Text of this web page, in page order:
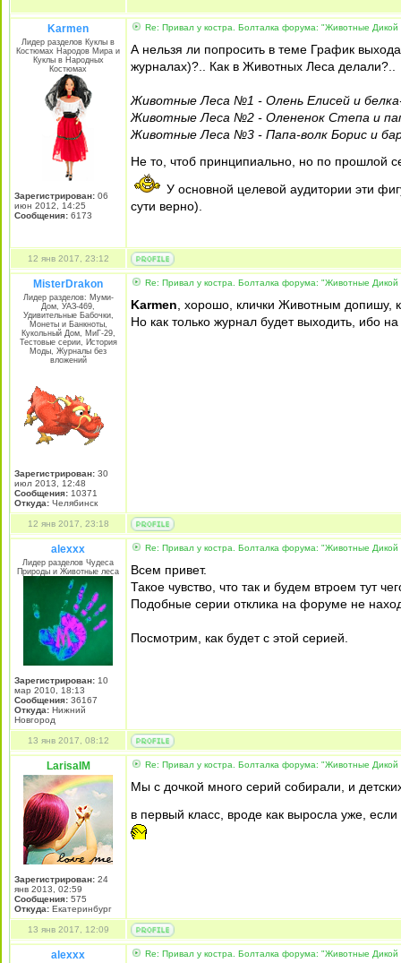
Karmen
Лидер разделов Куклы в
Костюмах Народов Мира и
Куклы в Народных
Костюмах
Зарегистрирован: 06
июн 2012, 14:25
Сообщения: 6173
Re: Привал у костра. Болталка форума: "Животные
А нельзя ли попросить в теме График
журналах)?.. Как в Животных Леса делали?..
Животные Леса №1 - Олень Елисей и
Животные Леса №2 - Олененок Степа и
Животные Леса №3 - Папа-волк Борис и
Не то, чтоб принципиально, но по прошлой
У основной целевой аудитории эти
сути верно).
12 янв 2017, 23:12
MisterDrakon
Лидер разделов: Муми-
Дом, УАЗ-469,
Удивительные Бабочки,
Монеты и Банкноты,
Кукольный Дом, МиГ-29,
Тестовые серии, История
Моды, Журналы без
вложений
Зарегистрирован: 30
июл 2013, 12:48
Сообщения: 10371
Откуда: Челябинск
Re: Привал у костра. Болталка форума: "Животные
Karmen , хорошо, клички Животным допишу,
Но как только журнал будет выходить, ибо
12 янв 2017, 23:18
alexxx
Лидер разделов Чудеса
Природы и Животные леса
Зарегистрирован: 10
мар 2010, 18:13
Сообщения: 36167
Откуда: Нижний
Новгород
Re: Привал у костра. Болталка форума: "Животные
Всем привет.
Такое чувство, что так и будем втроем тут
Подобные серии отклика на форуме не
Посмотрим, как будет с этой серией.
13 янв 2017, 08:12
LarisaIM
Зарегистрирован: 24
янв 2013, 02:59
Сообщения: 575
Откуда: Екатеринбург
Re: Привал у костра. Болталка форума: "Животные
Мы с дочкой много серий собирали, и
в первый класс, вроде как выросла уже,
13 янв 2017, 12:09
alexxx Re: Привал у костра. Болталка форума: "Животные